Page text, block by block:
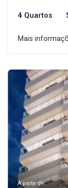
4 Quartos
Mais
A partir de: